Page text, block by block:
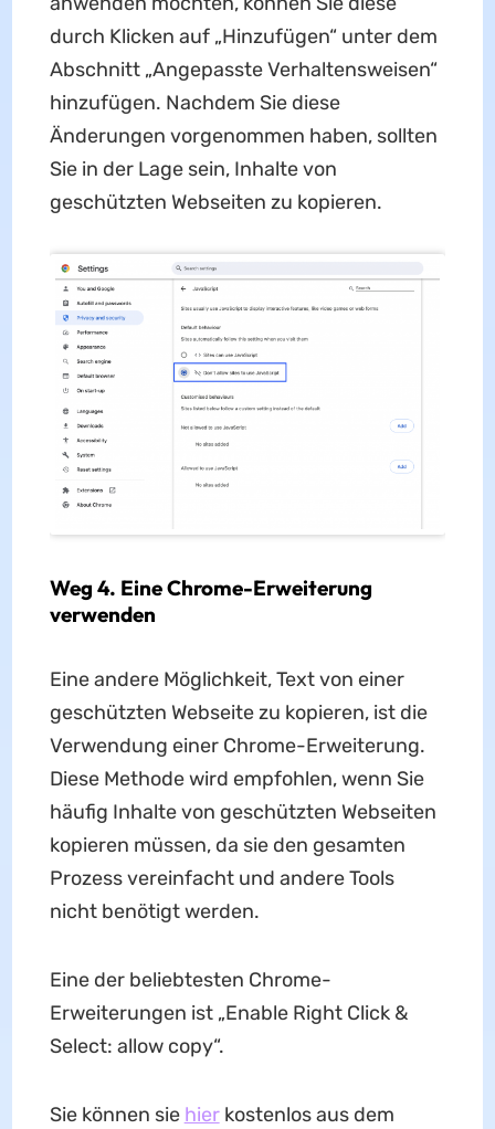
durch Klicken auf „Hinzufügen“ unter dem
Abschnitt „Angepasste Verhaltensweisen“
hinzufügen. Nachdem Sie diese
Änderungen vorgenommen haben, sollten
Sie in der Lage sein, Inhalte von
geschützten Webseiten zu kopieren.
Weg 4. Eine Chrome-Erweiterung
verwenden
Eine andere Möglichkeit, Text von einer
geschützten Webseite zu kopieren, ist die
Verwendung einer Chrome-Erweiterung.
Diese Methode wird empfohlen, wenn Sie
häufig Inhalte von geschützten Webseiten
kopieren müssen, da sie den gesamten
Prozess vereinfacht und andere Tools
nicht benötigt werden.
Eine der beliebtesten Chrome-
Erweiterungen ist „Enable Right Click &
Select: allow copy“.
Sie können sie hierkostenlos aus dem